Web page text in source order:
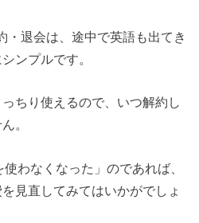
・退会は、途中で英語も出てき
ンプルです。
ちり使えるので、いつ解約し
。
わなくなった」のであれば、
見直してみてはいかがでしょ